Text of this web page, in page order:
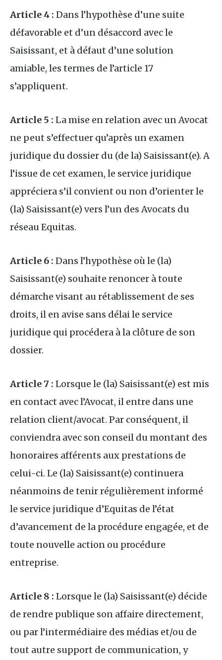
Article 4 : Dans l’hypothèse d’une suite
défavorable et d’un désaccord avec le
Saisissant, et à défaut d’une solution
amiable, les termes de l’article 17
s’appliquent.
Article 5 : La mise en relation avec un Avocat
ne peut s’effectuer qu’après un examen
juridique du dossier du (de la) Saisissant(e). A
l’issue de cet examen, le service juridique
appréciera s’il convient ou non d’orienter le
(la) Saisissant(e) vers l’un des Avocats du
réseau Equitas.
Article 6 : Dans l’hypothèse où le (la)
Saisissant(e) souhaite renoncer à toute
démarche visant au rétablissement de ses
droits, il en avise sans délai le service
juridique qui procédera à la clôture de son
dossier.
Article 7 : Lorsque le (la) Saisissant(e) est mis
en contact avec l’Avocat, il entre dans une
relation client/avocat. Par conséquent, il
conviendra avec son conseil du montant des
honoraires afférents aux prestations de
celui-ci. Le (la) Saisissant(e) continuera
néanmoins de tenir régulièrement informé
le service juridique d’Equitas de l’état
d’avancement de la procédure engagée, et de
toute nouvelle action ou procédure
entreprise.
Article 8 : Lorsque le (la) Saisissant(e) décide
de rendre publique son affaire directement,
ou par l’intermédiaire des médias et/ou de
tout autre support de communication, y